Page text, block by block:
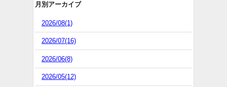
月別アーカイブ
2026/08(1)
2026/07(16)
2026/06(8)
2026/05(12)